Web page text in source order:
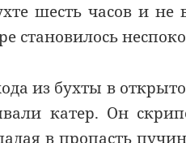
шесть часов и не
становилось
из бухты в
катер. Он
в пропасть